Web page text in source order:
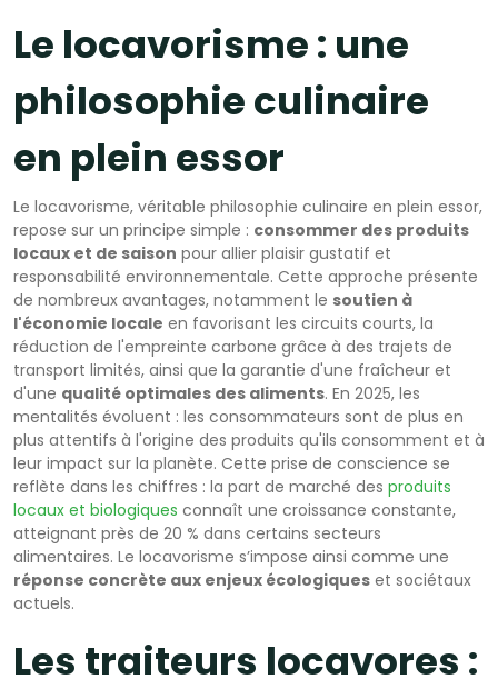
Le locavorisme : une
philosophie culinaire
en plein essor
Le locavorisme, véritable philosophie culinaire en plein essor,
repose sur un principe simple : consommer des produits
locaux et de saison pour allier plaisir gustatif et
responsabilité environnementale. Cette approche présente
de nombreux avantages, notamment le soutien à
l'économie locale en favorisant les circuits courts, la
réduction de l'empreinte carbone grâce à des trajets de
transport limités, ainsi que la garantie d'une fraîcheur et
d'une qualité optimales des aliments. En 2025, les
mentalités évoluent : les consommateurs sont de plus en
plus attentifs à l'origine des produits qu'ils consomment et à
leur impact sur la planète. Cette prise de conscience se
reflète dans les chiffres : la part de marché des produits
locaux et biologiques connaît une croissance constante,
atteignant près de 20 % dans certains secteurs
alimentaires. Le locavorisme s’impose ainsi comme une
réponse concrète aux enjeux écologiques et sociétaux
actuels.
Les traiteurs locavores :